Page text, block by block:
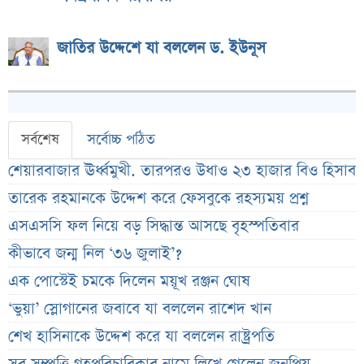
জাতির উদ্দেশে যা বললেন ড. ইউনূস
সর্বশেষ সর্বোচ্চ পঠিত
শেয়ারবাজার ঊর্ধ্বমুখী. তারপরও উধাও ২৩ হাজার বিও হিসাব
তারেক রহমানকে উদ্দেশ করে ফেসবুকে রহস্যময় প্রশ্ন
এসএসসি ফল নিয়ে বড় সিদ্ধান্ত আসছে বৃহস্পতিবার
কীভাবে জন্ম নিল ‘৩৬ জুলাই’?
এক পোস্টেই চমকে দিলেন ময়ূখ রঞ্জন ঘোষ
‘ভুয়া’ স্লোগানের জবাবে যা বললেন রাশেদ খান
শেখ হাসিনাকে উদ্দেশ করে যা বললেন রাষ্ট্রপতি